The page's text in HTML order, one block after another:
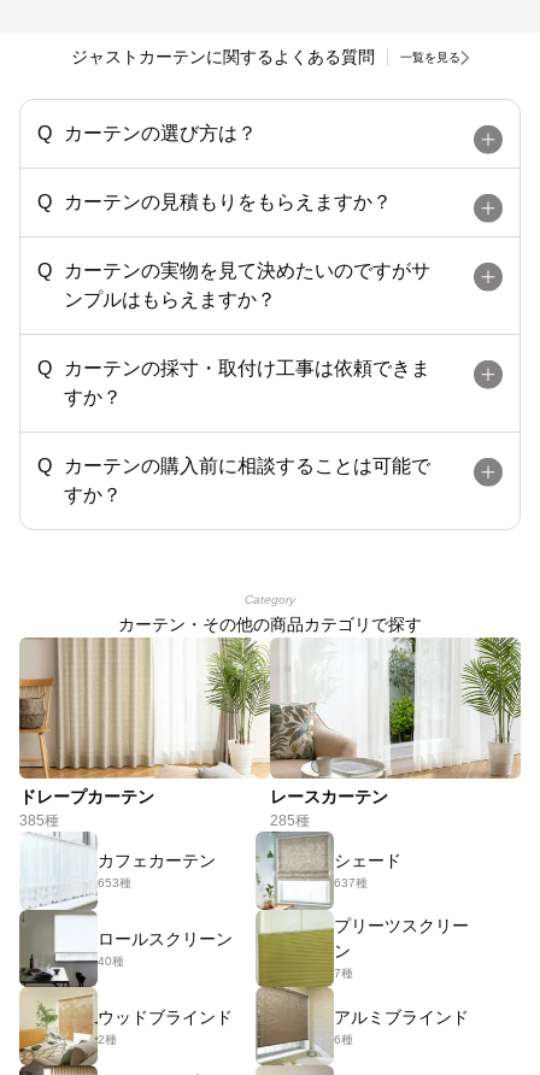
ジャストカーテンに関するよくある質問 一覧を見る
カーテンの選び方は？
カーテンの見積もりをもらえますか？
カーテンの実物を見て決めたいのですがサ
ンプルはもらえますか？
カーテンの採寸・取付け工事は依頼できま
すか？
カーテンの購入前に相談することは可能で
すか？
Category
カーテン・その他の商品カテゴリで探す
ドレープカーテン
385種
レースカーテン
285種
カフェカーテン
653種
シェード
637種
ロールスクリーン
40種
プリーツスクリー
ン
7種
ウッドブラインド
2種
アルミブラインド
6種